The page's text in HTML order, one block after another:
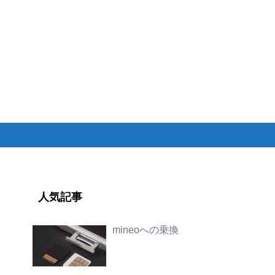
人気記事
mineoへの乗換